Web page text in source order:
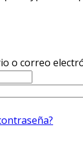
o correo